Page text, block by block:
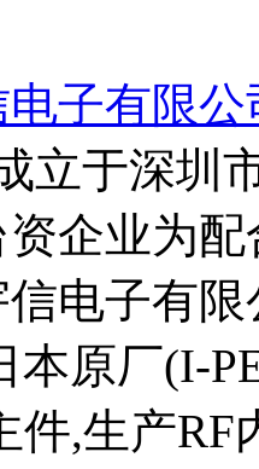
子有限公
立于深圳
企业为
电子有
本原厂(I-
件,生产